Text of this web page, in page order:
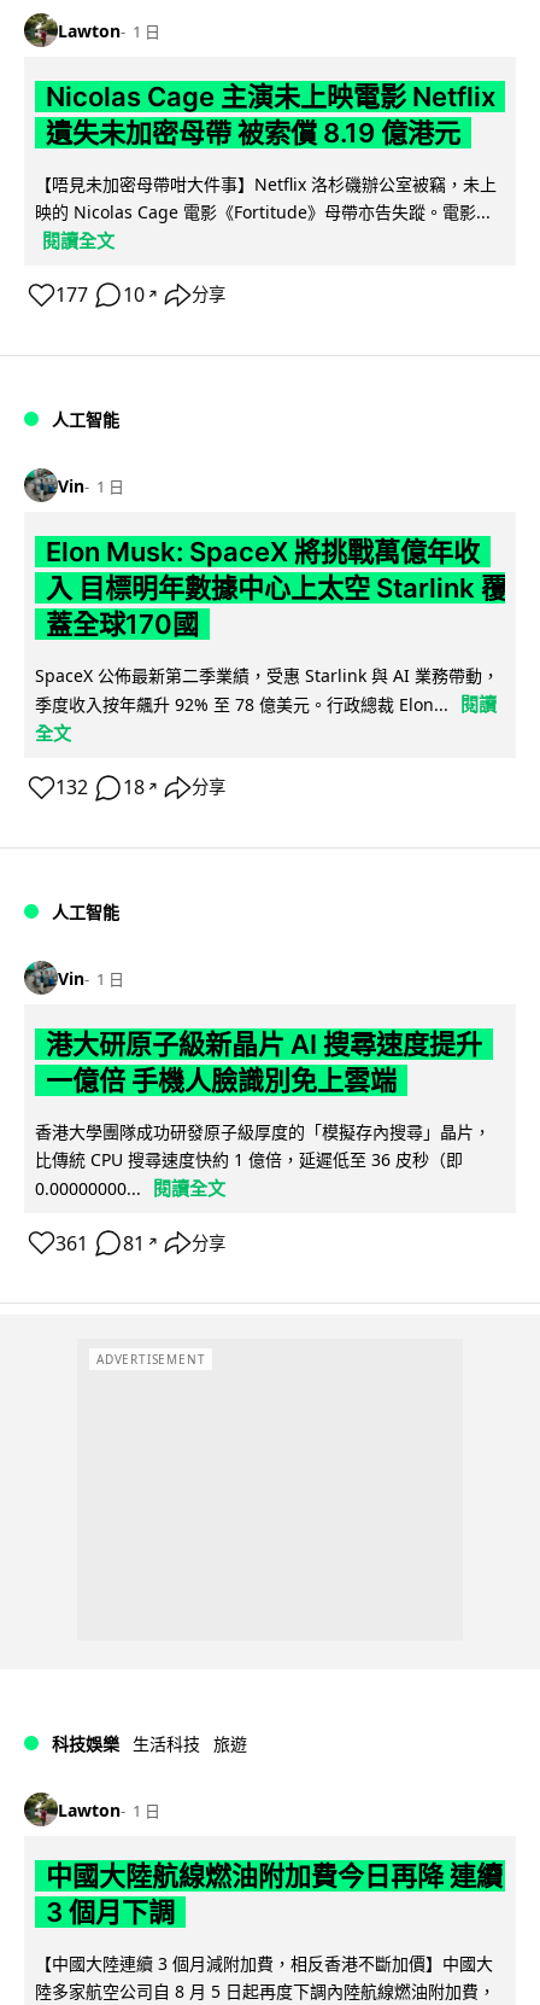
Lawton 1 日
Nicolas Cage 主演未上映電影 Netflix
遺失未加密母帶 被索償 8.19 億港元
【唔見未加密母帶咁大件事】Netflix 洛杉磯辦公室被竊，未上
映的 Nicolas Cage 電影《Fortitude》母帶亦告失蹤。電影...
閱讀全文
177 10 ↗ 分享
人工智能
Vin 1 日
Elon Musk: SpaceX 將挑戰萬億年收
入 目標明年數據中心上太空 Starlink 覆
蓋全球170國
SpaceX 公佈最新第二季業績，受惠 Starlink 與 AI 業務帶動，
季度收入按年飆升 92% 至 78 億美元。行政總裁 Elon...
閱讀
全文
132 18 ↗ 分享
人工智能
Vin 1 日
港大研原子級新晶片 AI 搜尋速度提升
一億倍 手機人臉識別免上雲端
香港大學團隊成功研發原子級厚度的「模擬存內搜尋」晶片，
比傳統 CPU 搜尋速度快約 1 億倍，延遲低至 36 皮秒（即
0.00000000...
閱讀全文
361 81 ↗ 分享
ADVERTISEMENT
科技娛樂 生活科技 旅遊
Lawton 1 日
中國大陸航線燃油附加費今日再降 連續
3 個月下調
【中國大陸連續 3 個月減附加費，相反香港不斷加價】中國大
陸多家航空公司自 8 月 5 日起再度下調內陸航線燃油附加費，